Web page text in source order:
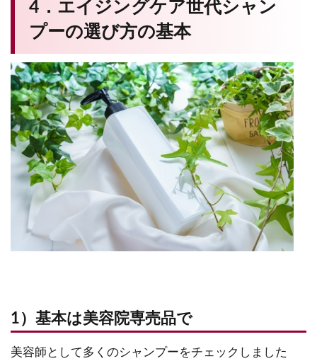
4．エイジングケア世代シャン
プーの選び方の基本
1）基本は美容院専売品で
美容師として多くのシャンプーをチェックしました